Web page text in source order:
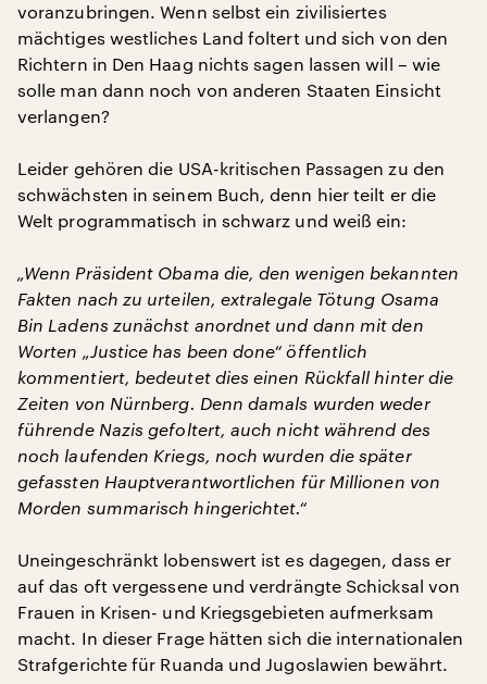
voranzubringen. Wenn selbst ein zivilisiertes
mächtiges westliches Land foltert und sich von den
Richtern in Den Haag nichts sagen lassen will – wie
solle man dann noch von anderen Staaten Einsicht
verlangen?
Leider gehören die USA-kritischen Passagen zu den
schwächsten in seinem Buch, denn hier teilt er die
Welt programmatisch in schwarz und weiß ein:
„Wenn Präsident Obama die, den wenigen bekannten
Fakten nach zu urteilen, extralegale Tötung Osama
Bin Ladens zunächst anordnet und dann mit den
Worten „Justice has been done“ öffentlich
kommentiert, bedeutet dies einen Rückfall hinter die
Zeiten von Nürnberg. Denn damals wurden weder
führende Nazis gefoltert, auch nicht während des
noch laufenden Kriegs, noch wurden die später
gefassten Hauptverantwortlichen für Millionen von
Morden summarisch hingerichtet.“
Uneingeschränkt lobenswert ist es dagegen, dass er
auf das oft vergessene und verdrängte Schicksal von
Frauen in Krisen- und Kriegsgebieten aufmerksam
macht. In dieser Frage hätten sich die internationalen
Strafgerichte für Ruanda und Jugoslawien bewährt.